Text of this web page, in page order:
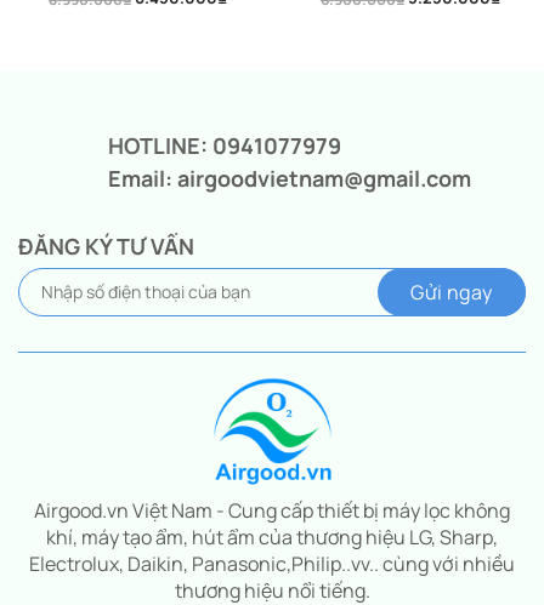
HOTLINE: 0941077979
Email: airgoodvietnam@gmail.com
ĐĂNG KÝ TƯ VẤN
Airgood.vn Việt Nam - Cung cấp thiết bị máy lọc không
khí, máy tạo ẩm, hút ẩm của thương hiệu LG, Sharp,
Electrolux, Daikin, Panasonic,Philip..vv.. cùng với nhiều
thương hiệu nổi tiếng.